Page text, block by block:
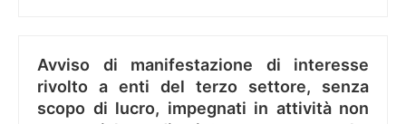
Avviso di manifestazione di interesse
rivolto a enti del terzo settore, senza
scopo di lucro, impegnati in attività non